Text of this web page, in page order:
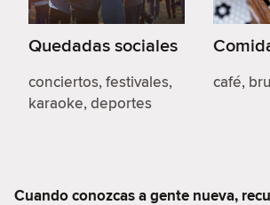
Quedadas sociales
conciertos, festivales,
karaoke, deportes
café,
Cuando conozcas a gente nueva,